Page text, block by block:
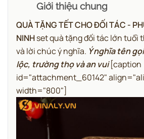
Giới thiệu chung
QUÀ TẶNG TẾT CHO ĐỐI TÁC -
NINHset quà tặng đối tác lớn tuổi
và lời chúc ý nghĩa. Ý nghĩa tên
lộc, trường thọ và an vui[caption
id="attachment_60142"
width="800"]